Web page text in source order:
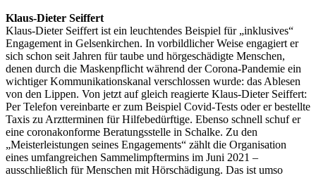
Klaus-Dieter Seiffert
Klaus-Dieter Seiffert ist ein leuchtendes Beispiel für „inklusives“
Engagement in Gelsenkirchen. In vorbildlicher Weise engagiert er
sich schon seit Jahren für taube und hörgeschädigte Menschen,
denen durch die Maskenpflicht während der Corona-Pandemie ein
wichtiger Kommunikationskanal verschlossen wurde: das Ablesen
von den Lippen. Von jetzt auf gleich reagierte Klaus-Dieter Seiffert:
Per Telefon vereinbarte er zum Beispiel Covid-Tests oder er bestellte
Taxis zu Arztterminen für Hilfebedürftige. Ebenso schnell schuf er
eine coronakonforme Beratungsstelle in Schalke. Zu den
„Meisterleistungen seines Engagements“ zählt die Organisation
eines umfangreichen Sammelimpftermins im Juni 2021 –
ausschließlich für Menschen mit Hörschädigung. Das ist umso